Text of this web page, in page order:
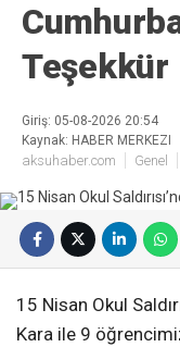
Teşekkür
Giriş: 05-08-2026 20:54
Kaynak: HABER MERKEZI
aksuhaber.com Genel
15 Nisan Okul
Kara ile 9